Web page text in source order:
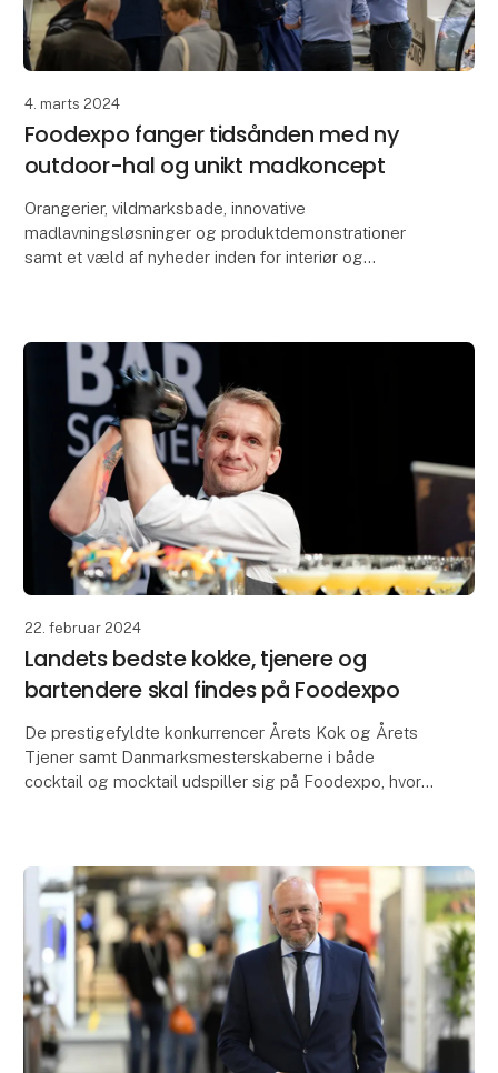
4. marts 2024
Foodexpo fanger tidsånden med ny
outdoor-hal og unikt madkoncept
Orangerier, vildmarksbade, innovative
madlavningsløsninger og produktdemonstrationer
samt et væld af nyheder inden for interiør og
22. februar 2024
Landets bedste kokke, tjenere og
bartendere skal findes på Foodexpo
De prestigefyldte konkurrencer Årets Kok og Årets
Tjener samt Danmarksmesterskaberne i både
cocktail og mocktail udspiller sig på Foodexpo, hvor